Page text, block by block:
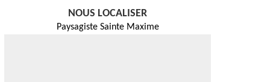
NOUS LOCALISER
Paysagiste Sainte Maxime